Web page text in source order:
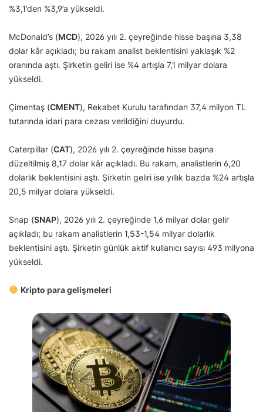
%3,1’den %3,9’a yükseldi.
McDonald’s (MCD), 2026 yılı 2. çeyreğinde hisse başına 3,38
dolar kâr açıkladı; bu rakam analist beklentisini yaklaşık %2
oranında aştı. Şirketin geliri ise %4 artışla 7,1 milyar dolara
yükseldi.
Çimentaş (CMENT), Rekabet Kurulu tarafından 37,4 milyon TL
tutarında idari para cezası verildiğini duyurdu.
Caterpillar (CAT), 2026 yılı 2. çeyreğinde hisse başına
düzeltilmiş 8,17 dolar kâr açıkladı. Bu rakam, analistlerin 6,20
dolarlık beklentisini aştı. Şirketin geliri ise yıllık bazda %24 artışla
20,5 milyar dolara yükseldi.
Snap (SNAP), 2026 yılı 2. çeyreğinde 1,6 milyar dolar gelir
açıkladı; bu rakam analistlerin 1,53-1,54 milyar dolarlık
beklentisini aştı. Şirketin günlük aktif kullanıcı sayısı 493 milyona
yükseldi.
Kripto para gelişmeleri